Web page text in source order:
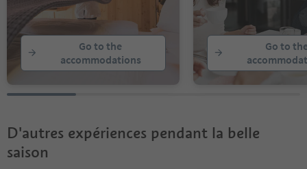
Go to the
accommodations
Go to
D'autres expériences pendant la belle
saison